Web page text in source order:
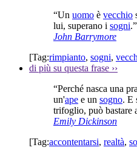
“Un uomo è vecchio
lui, superano i sogni.”
John Barrymore
[Tag:rimpianto, sogni,
di più su questa frase ››
“Perché nasca una
un'ape e un sogno. E
trifoglio, può bastare
Emily Dickinson
[Tag:accontentarsi, realtà,